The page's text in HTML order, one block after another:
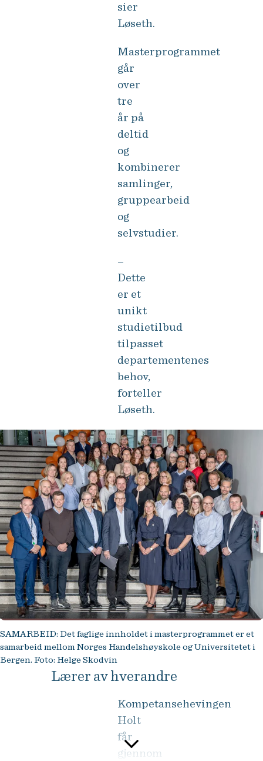
sier
Løseth.
Masterprogrammet
går
over
tre
år på
deltid
og
kombinerer
samlinger,
gruppearbeid
og
selvstudier.
–
Dette
er et
unikt
studietilbud
tilpasset
departementenes
behov,
forteller
Løseth.
SAMARBEID: Det faglige innholdet i masterprogrammet er et
samarbeid mellom Norges Handelshøyskole og Universitetet i
Bergen. Foto: Helge Skodvin
Lærer av hverandre
Kompetansehevingen
Holt
får
gjennom